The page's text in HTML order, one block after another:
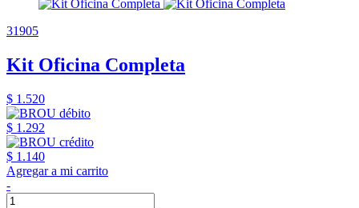
31905
Kit Oficina Completa
$ 1.520
$ 1.292
$ 1.140
Agregar a mi carrito
-